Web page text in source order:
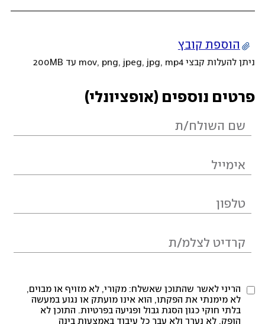
הוספת קובץ
ניתן להעלות קבצי mov, png, jpeg, jpg, mp4 עד 200MB
פרטים נוספים (אופציונלי)
הריני לאשר שהתוכן שאשלח: מקורי, לא מזויף או מבוים,
לא מימנתי את הפקתו, הוא אינו מועתק או נגוע במעשה
בלתי חוקי כגון הסגת גבול ופגיעה בפרטיות. התוכן לא
הופק, לא נערך ולא עבר כל עיבוד באמצעות בינה